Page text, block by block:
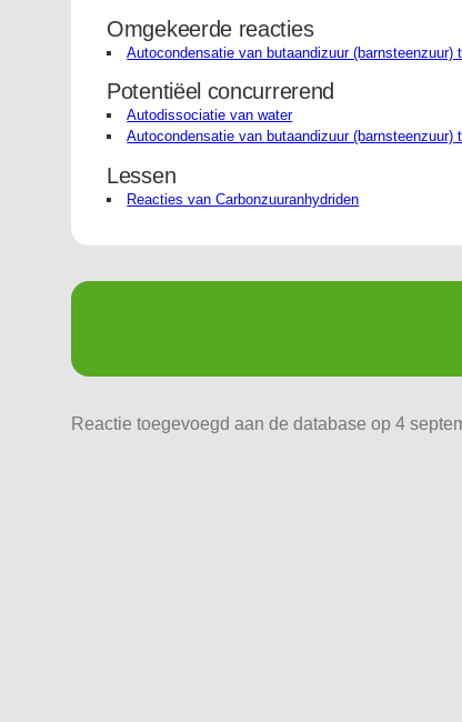
Omgekeerde reacties
Autocondensatie van butaandizuur
Potentiëel concurrerend
Autodissociatie van water
Autocondensatie van butaandizuur
Lessen
Reacties van Carbonzuuranhydriden
Reactie toegevoegd aan de database op 4